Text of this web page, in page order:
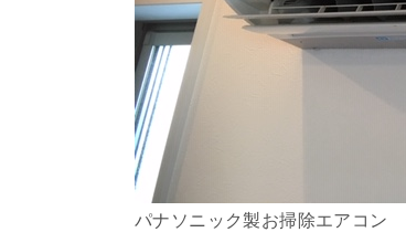
パナソニック製お掃除エアコン